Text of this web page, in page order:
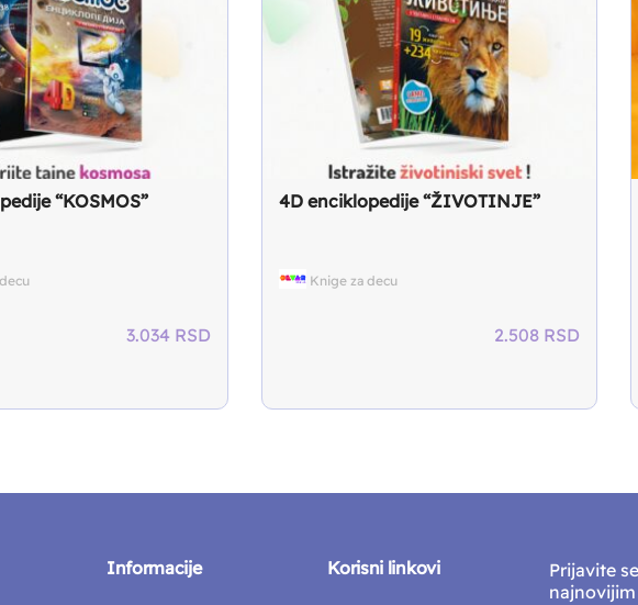
“KOSMOS”
3.034 RSD
4D enciklopedije “ŽIVOTINJE”
Knige za decu
2.508 RSD
Informacije Korisni linkovi
Prijavite